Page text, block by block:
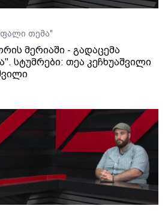
თემა"
მერიაში - გადაცემა
სტუმრები: თეა კეჩხუაშვილი